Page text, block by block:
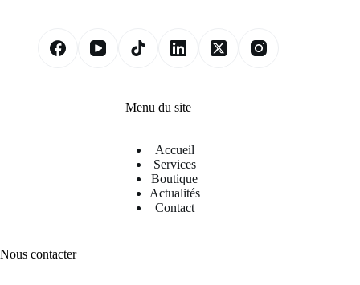
Menu du site
Accueil
Services
Boutique
Actualités
Contact
Nous contacter